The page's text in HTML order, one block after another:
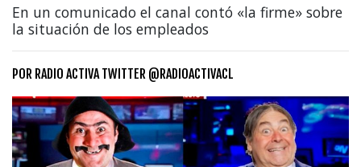
En un comunicado el canal contó «la firme» sobre
la situación de los empleados
POR RADIO ACTIVA TWITTER @RADIOACTIVACL